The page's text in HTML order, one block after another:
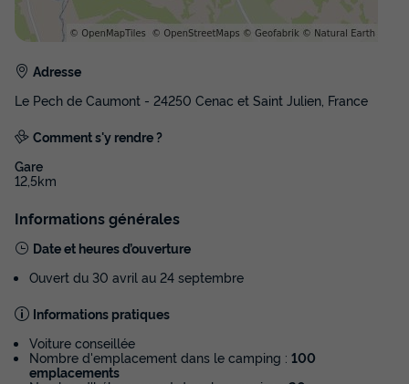
MOBILHOME 2 personnes - Super Cordélia
Annulation gratuite
Surface
35m²
Adultes
Adresse
Le Pech de Caumont - 24250 Cenac et Saint Julien, France
Comment s'y rendre ?
Gare
12,5km
Informations générales
Date et heures d’ouverture
Ouvert du 30 avril au 24 septembre
Informations pratiques
Voiture conseillée
Nombre d'emplacement dans le camping : 100
emplacements